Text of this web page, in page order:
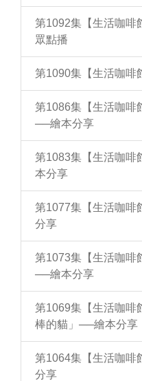
第1092集【生活咖啡
眾點播
第1090集【生活咖啡
第1086集【生活咖啡
──繪本分享
第1083集【生活咖啡
本分享
第1077集【生活咖啡
分享
第1073集【生活咖啡
──繪本分享
第1069集【生活咖啡
棒的貓」──繪本分享
第1064集【生活咖啡
分享